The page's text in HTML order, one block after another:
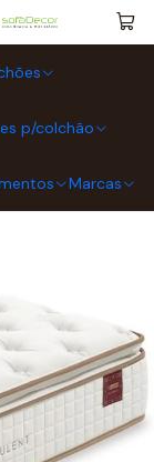
p/colchão
Marcas